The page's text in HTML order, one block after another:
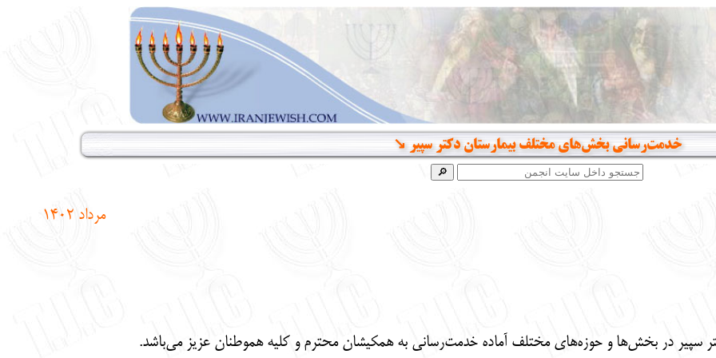
خدمت‌رسانی بخش‌های مختلف بیمارستان دکتر سپیر ↘️
مرداد
سپیر در بخش‌ها و حوزه‌های مختلف آماده خدمت‌رسانی به همکیشان محترم و کلیه هموطنان عزیز می‌باشد.